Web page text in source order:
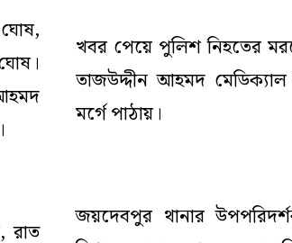
রাত
খবর পেয়ে পুলিশ নিহতের
তাজউদ্দীন আহমদ
মর্গে পাঠায়।
জয়দেবপুর থানার